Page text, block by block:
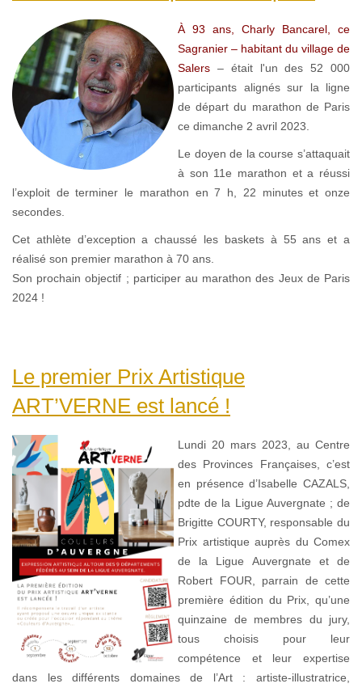
À 93 ans, Charly Bancarel, ce
Sagranier – habitant du village de
Salers – était l'un des 52 000
participants alignés sur la ligne
de départ du marathon de Paris
ce dimanche 2 avril 2023.
Le doyen de la course s’attaquait
à son 11e marathon et a réussi
l’exploit de terminer le marathon en 7 h, 22 minutes et onze
secondes.
Cet athlète d’exception a chaussé les baskets à 55 ans et a
réalisé son premier marathon à 70 ans.
Son prochain objectif ; participer au marathon des Jeux de Paris
2024 !
Le premier Prix Artistique
ART’VERNE est lancé !
Lundi 20 mars 2023, au Centre
des Provinces Françaises, c’est
en présence d’Isabelle CAZALS,
pdte de la Ligue Auvergnate ; de
Brigitte COURTY, responsable du
Prix artistique auprès du Comex
de la Ligue Auvergnate et de
Robert FOUR, parrain de cette
première édition du Prix, qu’une
quinzaine de membres du jury,
tous choisis pour leur
compétence et leur expertise
dans les différents domaines de l’Art : artiste-illustratrice,